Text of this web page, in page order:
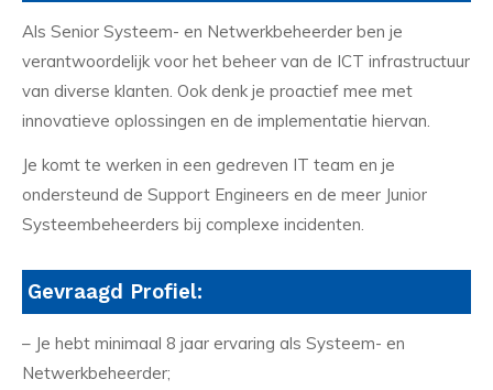
Als Senior Systeem- en Netwerkbeheerder ben je
verantwoordelijk voor het beheer van de ICT infrastructuur
van diverse klanten. Ook denk je proactief mee met
innovatieve oplossingen en de implementatie hiervan.
Je komt te werken in een gedreven IT team en je
ondersteund de Support Engineers en de meer Junior
Systeembeheerders bij complexe incidenten.
Gevraagd Profiel:
– Je hebt minimaal 8 jaar ervaring als Systeem- en
Netwerkbeheerder;